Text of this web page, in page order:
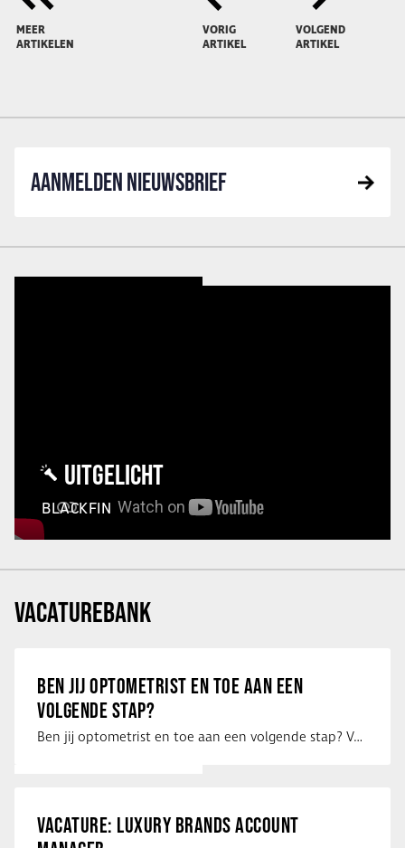
MEER
ARTIKELEN
VORIG
ARTIKEL
VOLGEND
ARTIKEL
AANMELDEN NIEUWSBRIEF
UITGELICHT
BLACKFIN
VACATUREBANK
BEN JIJ OPTOMETRIST EN TOE AAN EEN
VOLGENDE STAP?
Ben jij optometrist en toe aan een volgende stap? Voor een optiekketen is Eye …
VACATURE: LUXURY BRANDS ACCOUNT